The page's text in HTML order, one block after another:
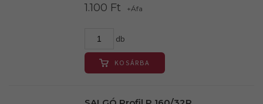
1.100 Ft +Áfa
db
KOSÁRBA